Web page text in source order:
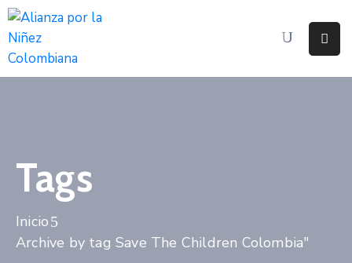
Prensa
Sé
Parte
Tags
Inicio
Archive by tag Save The Children Colombia"